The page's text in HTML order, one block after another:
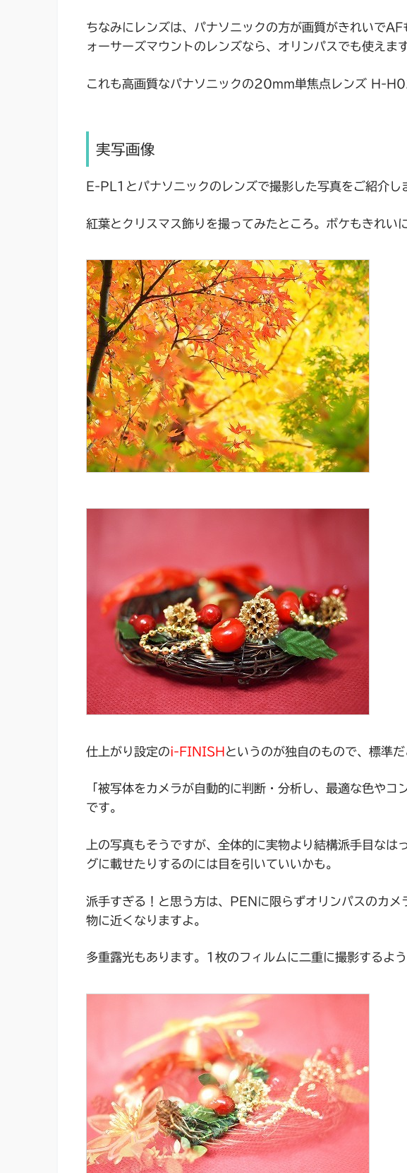
ちなみにレンズは、パナソニックの方が画質がきれいで
ォーサーズマウントのレンズなら、オリンパスでも使えます
これも高画質なパナソニックの20mm単焦点レンズ H-
実写画像
E-PL1とパナソニックのレンズで撮影した写真をご紹介し
紅葉とクリスマス飾りを撮ってみたところ。ボケもきれい
仕上がり設定のi-FINISH というのが独自のもので、標準
「被写体をカメラが自動的に判断・分析し、最適な色やコ
です。
上の写真もそうですが、全体的に実物より結構派手目なは
グに載せたりするのには目を引いていいかも。
派手すぎる！と思う方は、PENに限らずオリンパスのカメ
物に近くなりますよ。
多重露光もあります。1枚のフィルムに二重に撮影するよう